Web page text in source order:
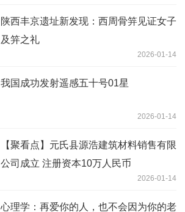
陕西丰京遗址新发现：西周骨笄见证女子
及笄之礼
2026-01-14
我国成功发射遥感五十号01星
2026-01-14
【聚看点】元氏县源浩建筑材料销售有限
公司成立 注册资本10万人民币
2026-01-14
心理学：再爱你的人，也不会因为你的老